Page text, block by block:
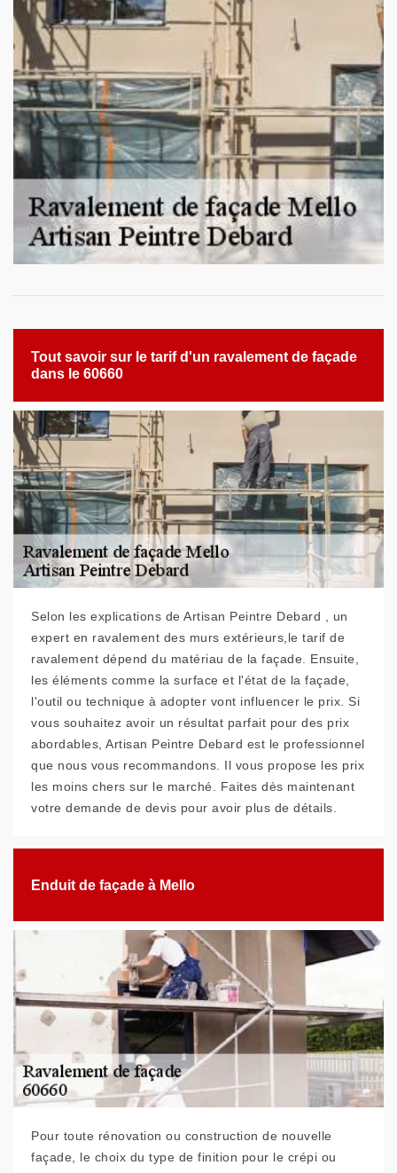
Tout savoir sur le tarif d'un ravalement de façade
dans le 60660
Selon les explications de Artisan Peintre Debard , un
expert en ravalement des murs extérieurs,le tarif de
ravalement dépend du matériau de la façade. Ensuite,
les éléments comme la surface et l'état de la façade,
l'outil ou technique à adopter vont influencer le prix. Si
vous souhaitez avoir un résultat parfait pour des prix
abordables, Artisan Peintre Debard est le professionnel
que nous vous recommandons. Il vous propose les prix
les moins chers sur le marché. Faites dès maintenant
votre demande de devis pour avoir plus de détails.
Enduit de façade à Mello
Pour toute rénovation ou construction de nouvelle
façade, le choix du type de finition pour le crépi ou